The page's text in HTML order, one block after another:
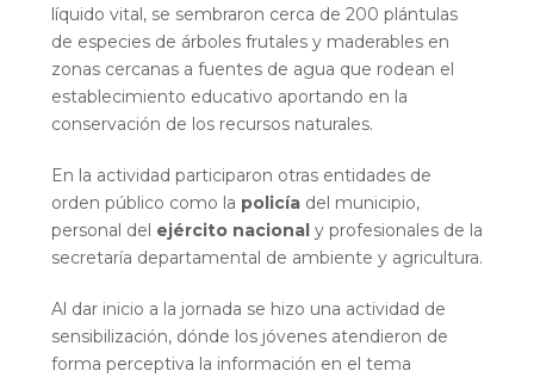
líquido vital, se sembraron cerca de 200 plántulas
de especies de árboles frutales y maderables en
zonas cercanas a fuentes de agua que rodean el
establecimiento educativo aportando en la
conservación de los recursos naturales.
En la actividad participaron otras entidades de
orden público como la policíadel municipio,
personal del ejército nacionaly profesionales de la
secretaría departamental de ambiente y agricultura.
Al dar inicio a la jornada se hizo una actividad de
sensibilización, dónde los jóvenes atendieron de
forma perceptiva la información en el tema